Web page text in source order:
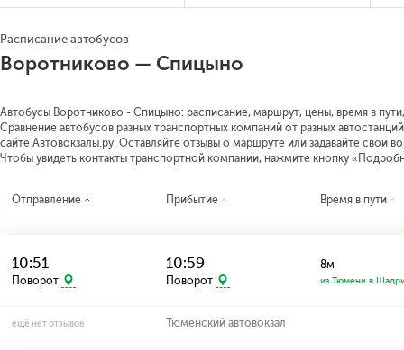
Расписание автобусов
Воротниково — Спицыно
Автобусы Воротниково - Спицыно: расписание, маршрут, цены, время в
Сравнение автобусов разных транспортных компаний от разных
сайте Автовокзалы.ру. Оставляйте отзывы о маршруте или задавайте свои
Чтобы увидеть контакты транспортной компании, нажмите кнопку
Отправление Прибытие Время в пути
10:51
Поворот
10:59
Поворот
8м
из Тюмени в
ещё нет отзывов Тюменский автовокзал